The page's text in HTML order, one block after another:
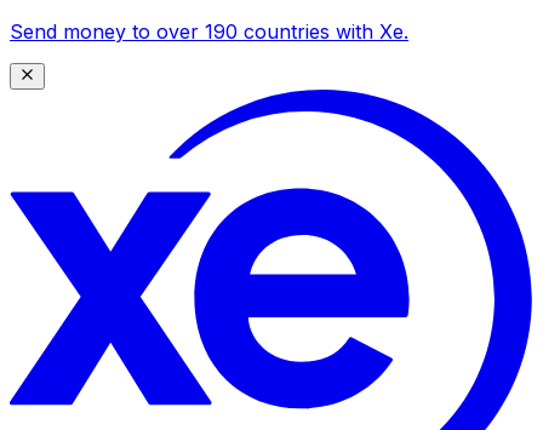
Send money to over 190 countries with Xe.